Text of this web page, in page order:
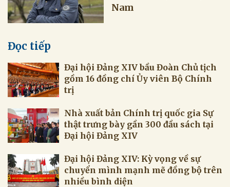
Nam
Đọc tiếp
Đại hội Đảng XIV bầu Đoàn Chủ tịch
gồm 16 đồng chí Ủy viên Bộ Chính
trị
Nhà xuất bản Chính trị quốc gia Sự
thật trưng bày gần 300 đầu sách tại
Đại hội Đảng XIV
Đại hội Đảng XIV: Kỳ vọng về sự
chuyển mình mạnh mẽ đồng bộ trên
nhiều bình diện